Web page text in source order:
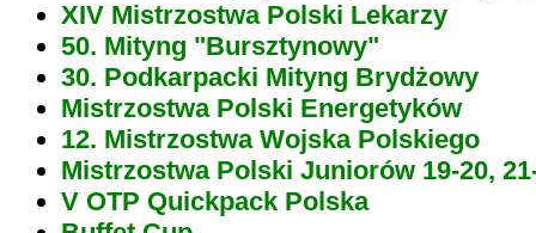
XIV Mistrzostwa Polski Lekarzy
50. Mityng "Bursztynowy"
30. Podkarpacki Mityng Brydżowy
Mistrzostwa Polski Energetyków
12. Mistrzostwa Wojska Polskiego
Mistrzostwa Polski Juniorów 19-20,
V OTP Quickpack Polska